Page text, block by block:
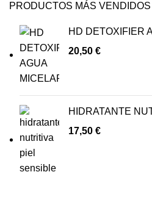
PRODUCTOS MÁS VENDIDOS
HD DETOXIFIER
20,50 €
HIDRATANTE
17,50 €